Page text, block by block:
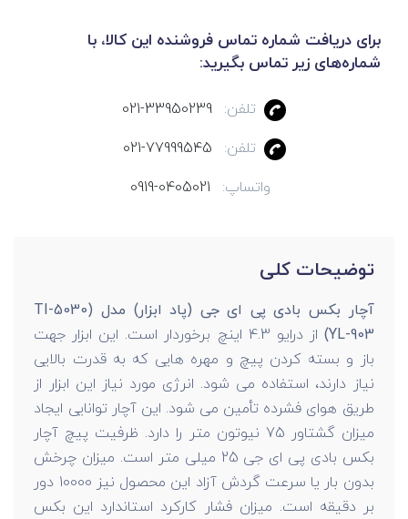
برای دریافت شماره تماس فروشنده این کالا، با
شماره‌های زیر تماس بگیرید:
تلفن:
021-33950239
تلفن:
021-77999545
واتساپ:
0919-0405021
توضیحات کلی
آچار بکس بادی پی ای جی (پاد ابزار) مدل (TI-5030
(YL-903
از درایو 4.3 اینچ برخوردار است. این ابزار جهت
باز و بسته کردن پیچ و مهره هایی که به قدرت بالایی
نیاز دارند، استفاده می شود. انرژی مورد نیاز این ابزار از
طریق هوای فشرده تأمین می شود. این آچار توانایی ایجاد
میزان گشتاور 75 نیوتون متر را دارد. ظرفیت پیچ آچار
بکس بادی پی ای جی 25 میلی متر است. میزان چرخش
بدون بار یا سرعت گردش آزاد این محصول نیز 10000 دور
بر دقیقه است. میزان فشار کارکرد استاندارد این بکس